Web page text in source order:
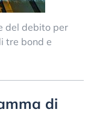
del debito per
tre bond e
di